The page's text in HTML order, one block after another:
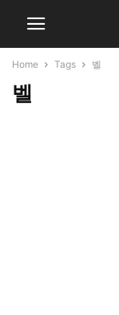
Home Tags 벨
벨